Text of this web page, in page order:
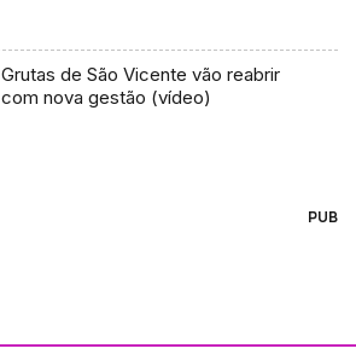
Grutas de São Vicente vão reabrir
com nova gestão (vídeo)
PUB